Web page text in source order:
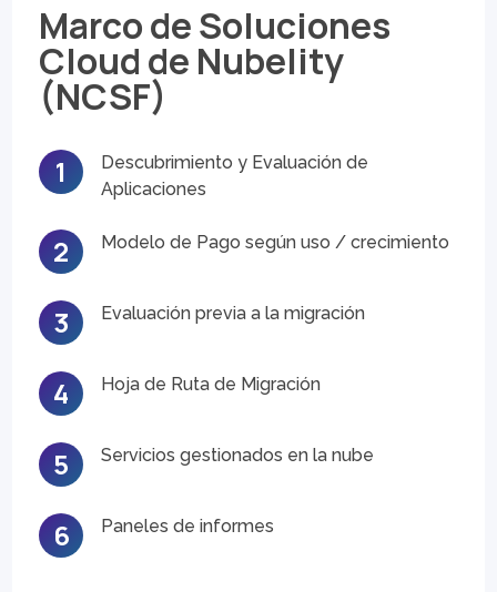
Marco de Soluciones
Cloud de Nubelity
(NCSF)
1
Descubrimiento y Evaluación de
Aplicaciones
2 Modelo de Pago según uso / crecimiento
3 Evaluación previa a la migración
4 Hoja de Ruta de Migración
5 Servicios gestionados en la nube
6 Paneles de informes